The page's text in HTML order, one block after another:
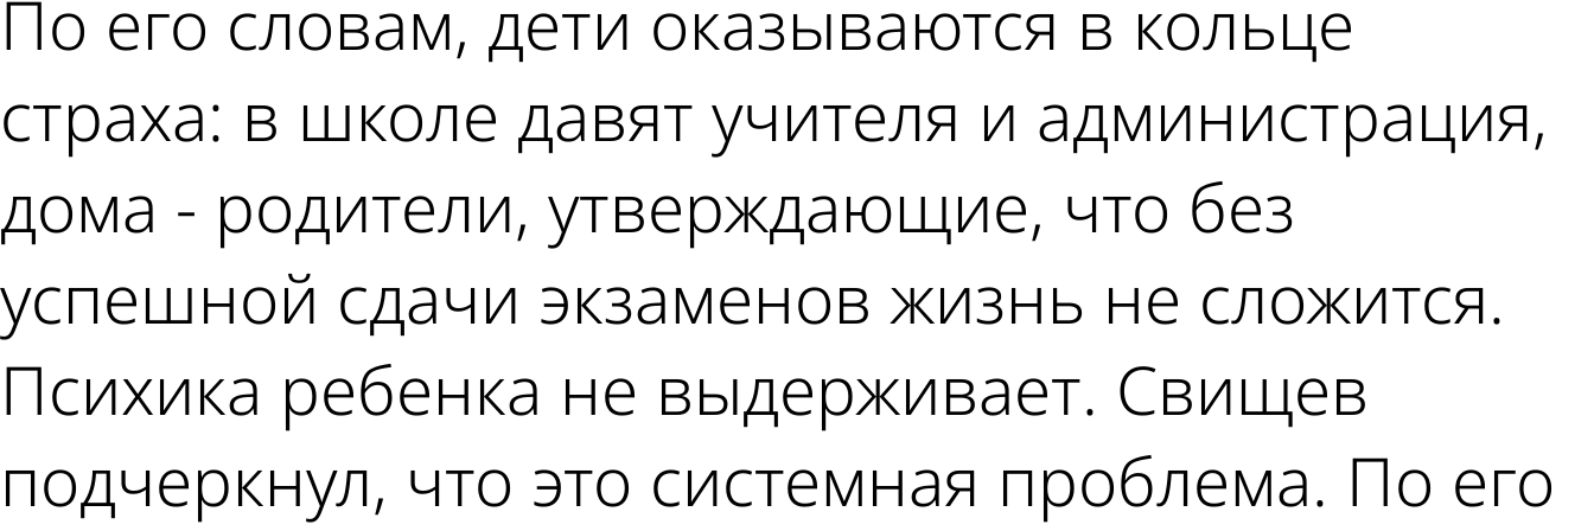
По его словам, дети оказываются в кольце
страха: в школе давят учителя и администрация,
дома - родители, утверждающие, что без
успешной сдачи экзаменов жизнь не сложится.
Психика ребенка не выдерживает. Свищев
подчеркнул, что это системная проблема. По его